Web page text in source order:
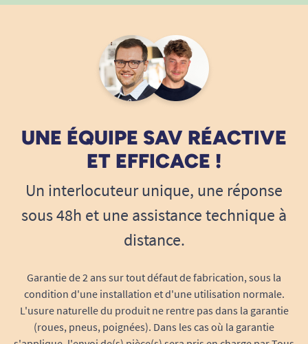
UNE ÉQUIPE SAV RÉACTIVE
ET EFFICACE !
Un interlocuteur unique, une réponse
sous 48h et une assistance technique à
distance.
Garantie de 2 ans sur tout défaut de fabrication, sous la
condition d'une installation et d'une utilisation normale.
L'usure naturelle du produit ne rentre pas dans la garantie
(roues, pneus, poignées). Dans les cas où la garantie